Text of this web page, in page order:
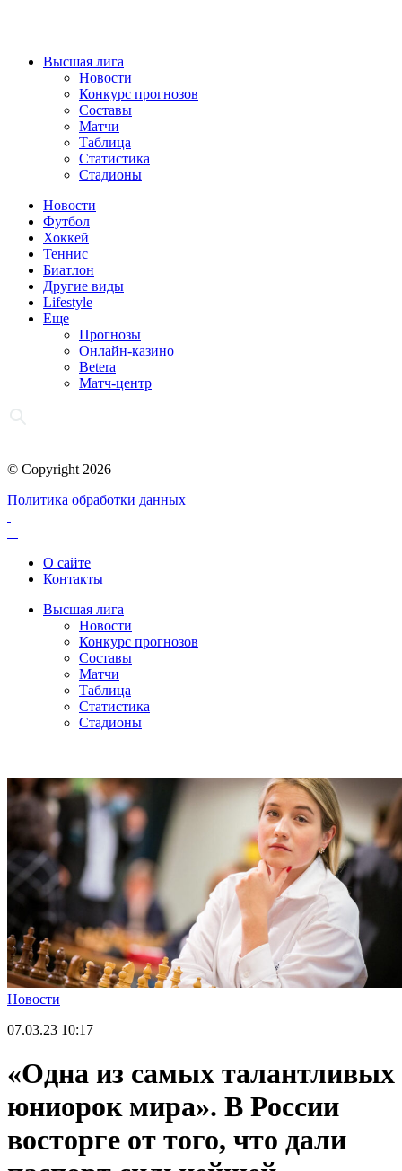
Высшая лига
Новости
Конкурс прогнозов
Составы
Матчи
Таблица
Статистика
Стадионы
Новости
Футбол
Хоккей
Теннис
Биатлон
Другие виды
Lifestyle
Еще
Прогнозы
Онлайн-казино
Betera
Матч-центр
© Copyright 2026
Политика обработки данных
О сайте
Контакты
Высшая лига
Новости
Конкурс прогнозов
Составы
Матчи
Таблица
Статистика
Стадионы
Новости
07.03.23 10:17
«Одна из самых талантливых
юниорок мира». В России
восторге от того, что дали